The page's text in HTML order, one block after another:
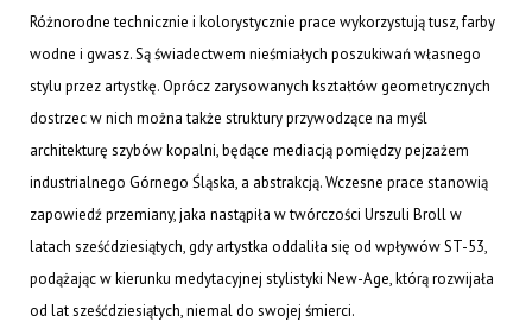
Różnorodne technicznie i kolorystycznie prace wykorzystują tusz, farby
wodne i gwasz. Są świadectwem nieśmiałych poszukiwań własnego
stylu przez artystkę. Oprócz zarysowanych kształtów geometrycznych
dostrzec w nich można także struktury przywodzące na myśl
architekturę szybów kopalni, będące mediacją pomiędzy pejzażem
industrialnego Górnego Śląska, a abstrakcją. Wczesne prace stanowią
zapowiedź przemiany, jaka nastąpiła w twórczości Urszuli Broll w
latach sześćdziesiątych, gdy artystka oddaliła się od wpływów ST-53,
podążając w kierunku medytacyjnej stylistyki New-Age, którą rozwijała
od lat sześćdziesiątych, niemal do swojej śmierci.